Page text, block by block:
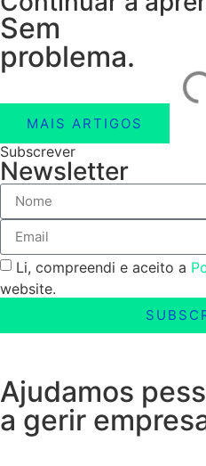
Sem
problema.
MAIS ARTIGOS
Subscrever
Newsletter
Li, compreendi e aceito a
website.
Ajudamos
a gerir